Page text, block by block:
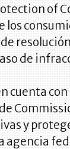
of
los
de
cuenta
y
agencia